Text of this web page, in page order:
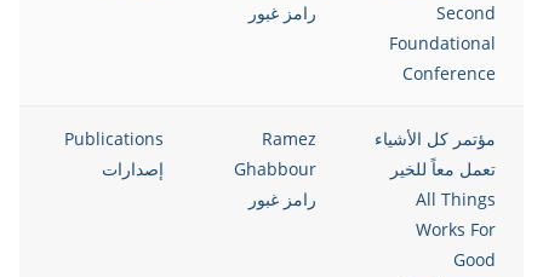
Second
Foundational
Conference
رامز غبور
مؤتمر كل الأشياء
تعمل معاً للخير
All Things
Works For
Good
Ramez
Ghabbour
رامز غبور
Publications
إصدارات